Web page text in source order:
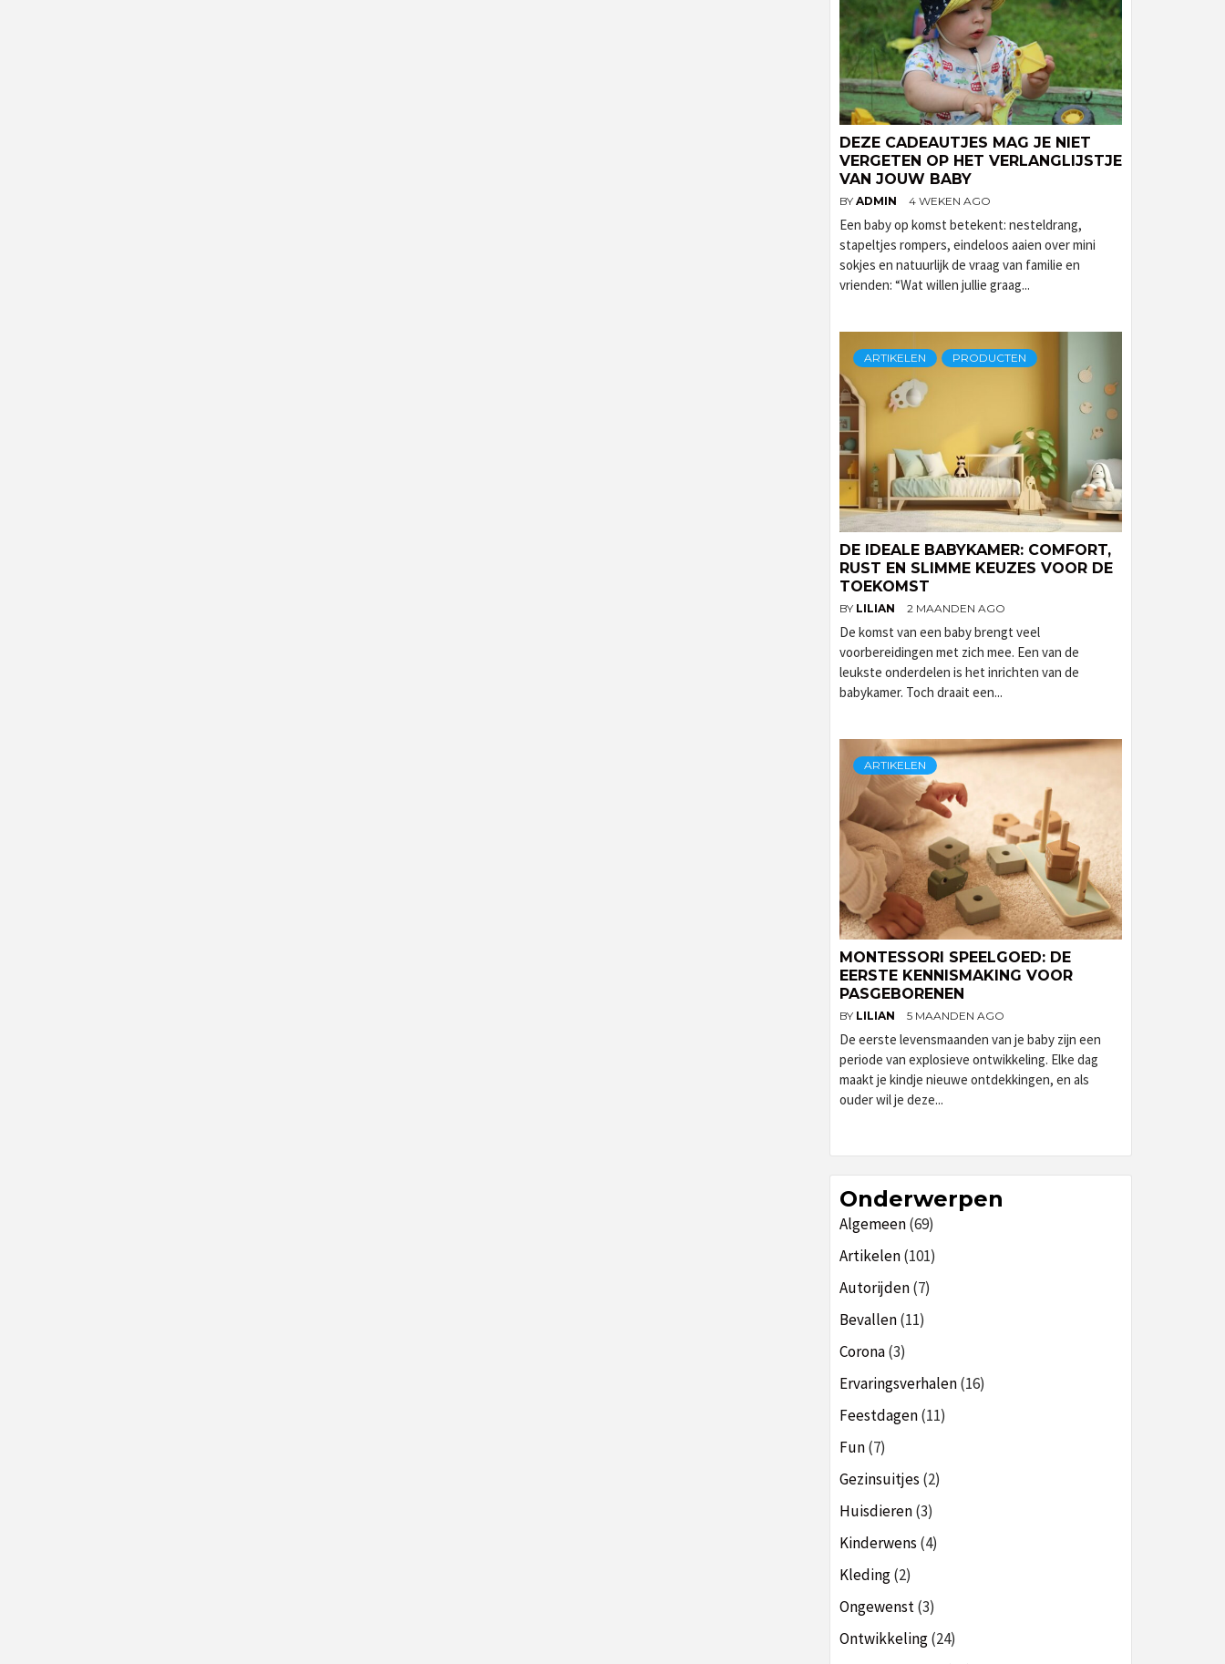
DEZE CADEAUTJES MAG JE NIET
VERGETEN OP HET VERLANGLIJSTJE
VAN JOUW BABY
BY ADMIN 4 WEKEN AGO
Een baby op komst betekent: nesteldrang,
stapeltjes rompers, eindeloos aaien over mini
sokjes en natuurlijk de vraag van familie en
vrienden: “Wat willen jullie graag...
ARTIKELEN PRODUCTEN
DE IDEALE BABYKAMER: COMFORT,
RUST EN SLIMME KEUZES VOOR DE
TOEKOMST
BY LILIAN 2 MAANDEN AGO
De komst van een baby brengt veel
voorbereidingen met zich mee. Een van de
leukste onderdelen is het inrichten van de
babykamer. Toch draait een...
ARTIKELEN
MONTESSORI SPEELGOED: DE
EERSTE KENNISMAKING VOOR
PASGEBORENEN
BY LILIAN 5 MAANDEN AGO
De eerste levensmaanden van je baby zijn een
periode van explosieve ontwikkeling. Elke dag
maakt je kindje nieuwe ontdekkingen, en als
ouder wil je deze...
Onderwerpen
Algemeen(69)
Artikelen(101)
Autorijden(7)
Bevallen(11)
Corona(3)
Ervaringsverhalen(16)
Feestdagen(11)
Fun(7)
Gezinsuitjes (2)
Huisdieren(3)
Kinderwens (4)
Kleding(2)
Ongewenst(3)
Ontwikkeling(24)